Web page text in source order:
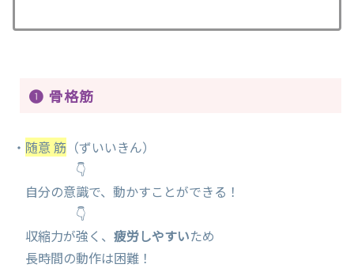
❶ 骨格筋
・ 随意 筋 （ずいいきん）
👇
自分の意識で、動かすことができる！
👇
収縮力が強く、 疲労しやすいため
長時間の動作は困難！